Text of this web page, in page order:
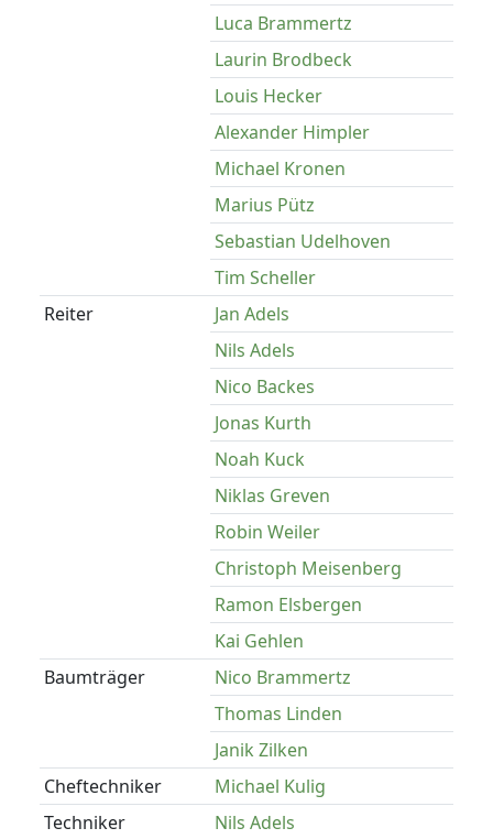
Luca Brammertz
Laurin Brodbeck
Louis Hecker
Alexander Himpler
Michael Kronen
Marius Pütz
Sebastian Udelhoven
Tim Scheller
Reiter
Jan Adels
Nils Adels
Nico Backes
Jonas Kurth
Noah Kuck
Niklas Greven
Robin Weiler
Christoph Meisenberg
Ramon Elsbergen
Kai Gehlen
Baumträger
Nico Brammertz
Thomas Linden
Janik Zilken
Cheftechniker
Michael Kulig
Techniker
Nils Adels